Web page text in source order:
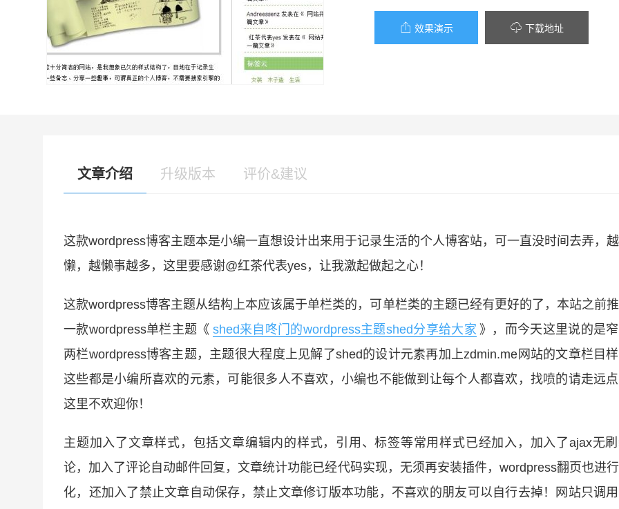
 效果演示  下载地址
文章介绍 升级版本 评价&建议
这款wordpress博客主题本是小编一直想设计出来用于记录生活的个人博客站，可一直没时间去弄，
懒，越懒事越多，这里要感谢@红茶代表yes，让我激起做起之心！
这款wordpress博客主题从结构上本应该属于单栏类的，可单栏类的主题已经有更好的了，本站之前
一款wordpress单栏主题《 shed来自咚门的wordpress主题shed分享给大家 》，而今天这里说的是
两栏wordpress博客主题，主题很大程度上见解了shed的设计元素再加上zdmin.me网站的文章栏目
这些都是小编所喜欢的元素，可能很多人不喜欢，小编也不能做到让每个人都喜欢，找喷的请走远
这里不欢迎你！
主题加入了文章样式，包括文章编辑内的样式，引用、标签等常用样式已经加入，加入了ajax无
论，加入了评论自动邮件回复，文章统计功能已经代码实现，无须再安装插件，wordpress翻页也进
化，还加入了禁止文章自动保存，禁止文章修订版本功能，不喜欢的朋友可以自行去掉！网站只调